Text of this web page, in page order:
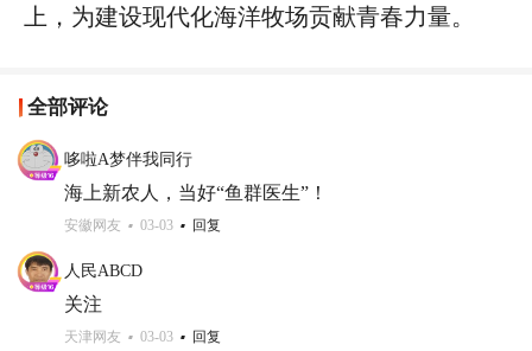
上，为建设现代化海洋牧场贡献青春力量。
全部评论
哆啦A梦伴我同行
海上新农人，当好“鱼群医生”！
安徽网友 03-03 回复
人民ABCD
关注
天津网友 03-03 回复